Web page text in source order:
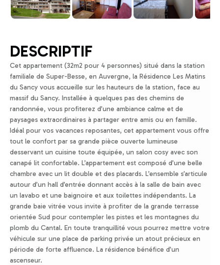
DESCRIPTIF
Cet appartement (32m2 pour 4 personnes) situé dans la station
familiale de Super-Besse, en Auvergne, la Résidence Les Matins
du Sancy vous accueille sur les hauteurs de la station, face au
massif du Sancy. Installée à quelques pas des chemins de
randonnée, vous profiterez d’une ambiance calme et de
paysages extraordinaires à partager entre amis ou en famille.
Idéal pour vos vacances reposantes, cet appartement vous offre
tout le confort par sa grande pièce ouverte lumineuse
desservant un cuisine toute équipée, un salon cosy avec son
canapé lit confortable. L’appartement est composé d’une belle
chambre avec un lit double et des placards. L’ensemble s’articule
autour d’un hall d’entrée donnant accès à la salle de bain avec
un lavabo et une baignoire et aux toilettes indépendants. La
grande baie vitrée vous invite à profiter de la grande terrasse
orientée Sud pour contempler les pistes et les montagnes du
plomb du Cantal. En toute tranquillité vous pourrez mettre votre
véhicule sur une place de parking privée un atout précieux en
période de forte affluence. La résidence bénéfice d’un
ascenseur.